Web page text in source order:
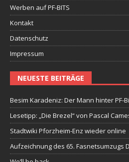
Werben auf PF-BITS
Kontakt
Datenschutz
Impressum
NEUESTE BEITRÄGE
Besim Karadeniz: Der Mann hinter PF-
Lesetipp: „Die Brezel“ von Pascal
Stadtwiki Pforzheim-Enz wieder online
Aufzeichnung des 65. Fasnetsumzugs